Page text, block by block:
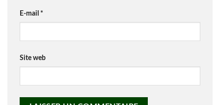
E-mail *
Site web